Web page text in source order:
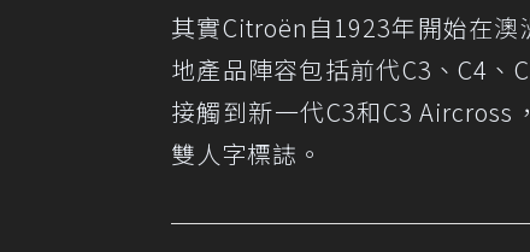
其實Citroën自1923年開始在
地產品陣容包括前代C3、C4、
接觸到新一代C3和C3
雙人字標誌。